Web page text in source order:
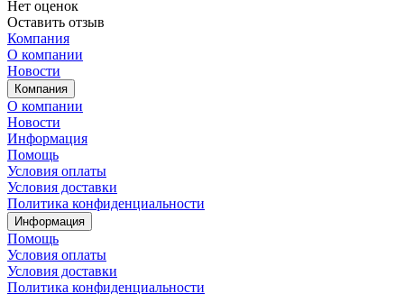
Нет оценок
Оставить отзыв
Компания
О компании
Новости
Компания
О компании
Новости
Информация
Помощь
Условия оплаты
Условия доставки
Политика конфиденциальности
Информация
Помощь
Условия оплаты
Условия доставки
Политика конфиденциальности